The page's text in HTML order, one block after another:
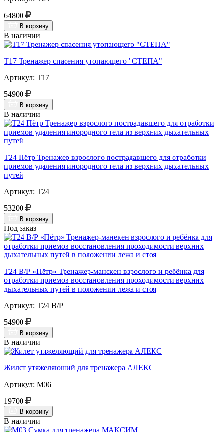
64800
В корзину
В наличии
Т17 Тренажер спасения утопающего "СТЕПА"
Артикул: Т17
54900
В корзину
В наличии
Т24 Пётр Тренажер взрослого пострадавшего для отработки
приемов удаления инородного тела из верхних дыхательных
путей
Артикул: Т24
53200
В корзину
Под заказ
Т24 В/Р «Пётр» Тренажер-манекен взрослого и ребёнка для
отработки приемов восстановления проходимости верхних
дыхательных путей в положении лежа и стоя
Артикул: Т24 В/Р
54900
В корзину
В наличии
Жилет утяжеляющий для тренажера АЛЕКС
Артикул: М06
19700
В корзину
В наличии